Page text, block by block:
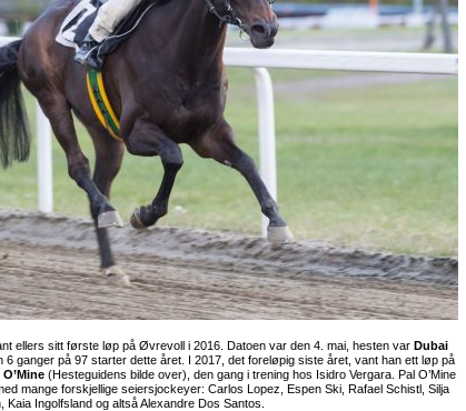
ellers sitt første løp på Øvrevoll i 2016. Datoen var den 4. mai, hesten varDubai
6 ganger på 97 starter dette året. I 2017, det foreløpig siste året, vant han ett løp på
O’Mine (Hesteguidens bilde over), den gang i trening hos Isidro Vergara. Pal O’Mine
mange forskjellige seiersjockeyer: Carlos Lopez, Espen Ski, Rafael Schistl, Silja
Ingolfsland og altså Alexandre Dos Santos.